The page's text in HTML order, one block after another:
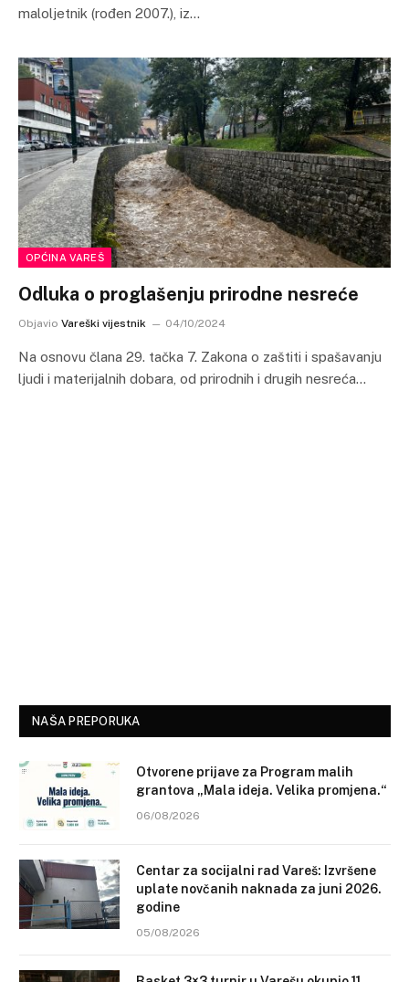
maloljetnik (rođen 2007.), iz…
OPĆINA VAREŠ
Odluka o proglašenju prirodne nesreće
Objavio Vareški vijestnik 04/10/2024
Na osnovu člana 29. tačka 7. Zakona o zaštiti i spašavanju
ljudi i materijalnih dobara, od prirodnih i drugih nesreća…
NAŠA PREPORUKA
Otvorene prijave za Program malih
grantova „Mala ideja. Velika promjena.“
06/08/2026
Centar za socijalni rad Vareš: Izvršene
uplate novčanih naknada za juni 2026.
godine
05/08/2026